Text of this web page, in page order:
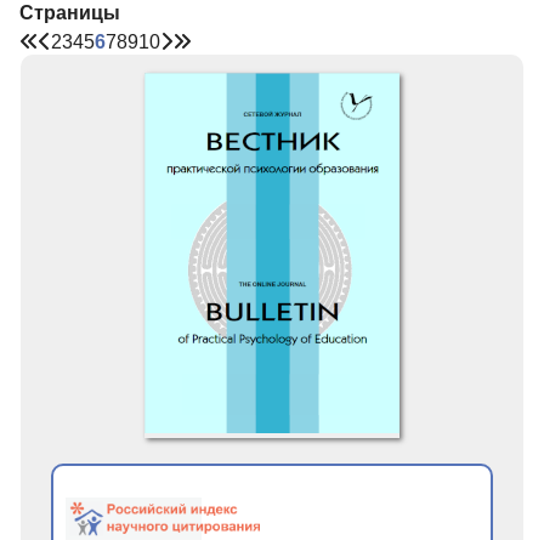
Страницы
2345678910